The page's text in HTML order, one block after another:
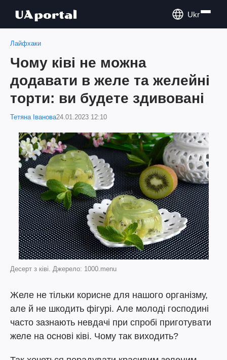
Ukr
Лайфхаки
Чому ківі не можна
додавати в желе та желейні
торти: ви будете здивовані
Тетяна Іванова24.01.2023 12:10
Десерт з ківі. Джерело: 1000.menu
Желе не тільки корисне для нашого організму,
але й не шкодить фігурі. Але молоді господині
часто зазнають невдачі при спробі приготувати
желе на основі ківі. Чому так виходить?